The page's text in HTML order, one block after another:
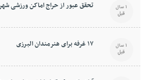
تحقق عبور از حراج اماکن ورزشی 1 سال
قبل
۱۷ غرفه برای هنرمندان البرزی 1 سال
قبل